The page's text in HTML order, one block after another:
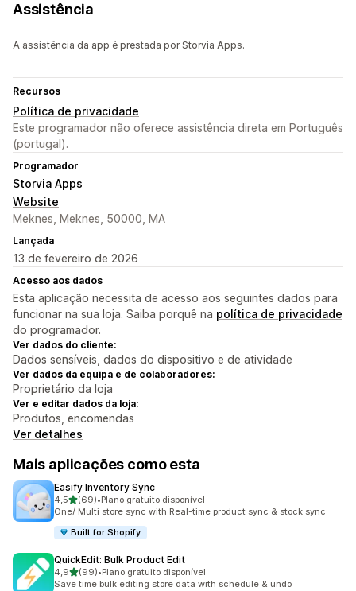
Assistência
A assistência da app é prestada por Storvia Apps.
Recursos
Política de privacidade
Este programador não oferece assistência direta em Português
(portugal).
Programador
Storvia Apps
Website
Meknes, Meknes, 50000, MA
Lançada
13 de fevereiro de 2026
Acesso aos dados
Esta aplicação necessita de acesso aos seguintes dados para
funcionar na sua loja. Saiba porquê na política de privacidade
do programador.
Ver dados do cliente:
Dados sensíveis, dados do dispositivo e de atividade
Ver dados da equipa e de colaboradores:
Proprietário da loja
Ver e editar dados da loja:
Produtos, encomendas
Ver detalhes
Mais aplicações como esta
Easify Inventory Sync
4,5de 5 estrelas
(69)
69 total de avaliações
•Plano gratuito disponível
One/ Multi store sync with Real-time product sync & stock sync
Built for Shopify
QuickEdit: Bulk Product Edit
4,9de 5 estrelas
(99)
99 total de avaliações
•Plano gratuito disponível
Save time bulk editing store data with schedule & undo